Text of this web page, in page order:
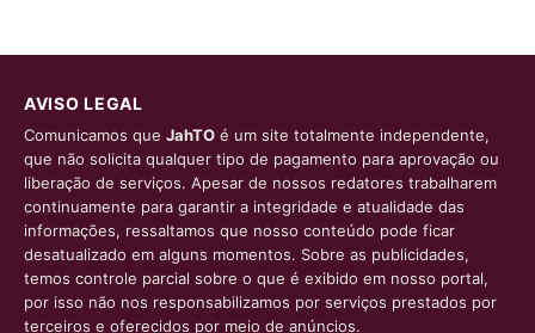
AVISO LEGAL
Comunicamos que JahTO é um site totalmente independente,
que não solicita qualquer tipo de pagamento para aprovação ou
liberação de serviços. Apesar de nossos redatores trabalharem
continuamente para garantir a integridade e atualidade das
informações, ressaltamos que nosso conteúdo pode ficar
desatualizado em alguns momentos. Sobre as publicidades,
temos controle parcial sobre o que é exibido em nosso portal,
por isso não nos responsabilizamos por serviços prestados por
terceiros e oferecidos por meio de anúncios.